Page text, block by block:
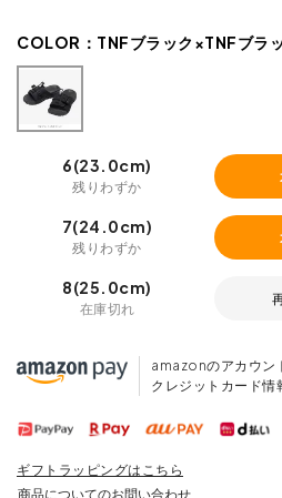
COLOR： TNFブラック×TNFブラ
6(23.0cm)
残りわずか
7(24.0cm)
残りわずか
8(25.0cm)
在庫切れ
amazonのアカウン
クレジットカード情
ギフトラッピングはこちら
商品についてのお問い合わせ